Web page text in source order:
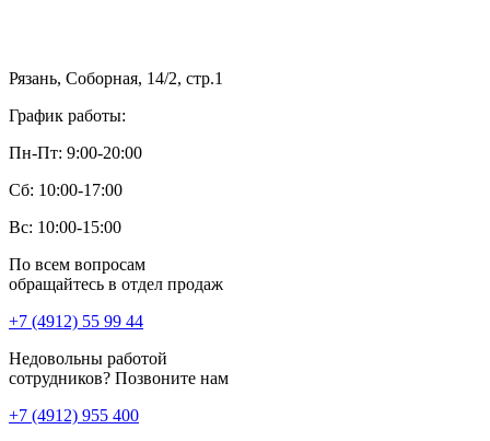
Рязань, Соборная, 14/2, стр.1
График работы:
Пн-Пт: 9:00-20:00
Сб: 10:00-17:00
Вс: 10:00-15:00
По всем вопросам
обращайтесь в отдел продаж
+7 (4912) 55 99 44
Недовольны работой
сотрудников? Позвоните нам
+7 (4912) 955 400